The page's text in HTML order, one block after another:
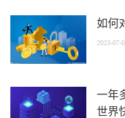
如何
2023-07-
一年
世界